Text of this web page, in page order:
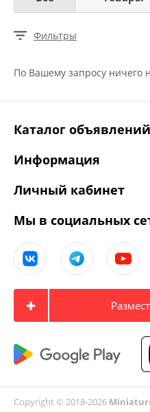
Фильтры
По Вашему запросу ничего
Каталог объявлений
Информация
Личный кабинет
Мы в социальных
Copyright © 2018-2026